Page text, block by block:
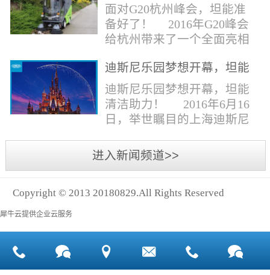
同。清洁公司花岗石晶面处
理技术方案有如下要点：
一、清洁设备、工具石材翻
新机、石材晶面处理机、吸
水吸尘器、吹风机、花岗
石...
所带来的影响。他们发现至
少有30个海滩存在塑料污染
的情况。 该组织发动当地
动中，希望以此提高公众对
理想中，大海...
面对G20杭州峰会，坦能准
备好了！ 2016年G20峰会
给杭州带来了一个全面亮相
球国际组织和世界人民检阅
的一次大考。多国元首齐聚
杭州，在欣赏美丽西湖景色
的同事，第一印象就是杭州
览城是本次峰会举办的核心
区域，主要囊括了奥体中
心、国际博览中心、超高层
双塔酒店和地铁上盖物业，
迪斯尼乐园梦想开幕，坦能
清洁助力！
迪斯尼乐园梦想开幕，坦能
清洁助力！ 2016年6月16
日，举世瞩目的上海迪斯尼
奇想花园、探险岛、宝藏
湾、明日世界和梦幻世界，
开神秘面纱。根据迪斯尼官
球接待人数最多的迪斯尼乐
园！ 位于浦东新区川...
进入新闻频道>>
Copyright © 2013 20180829.All Rights Reserved
犀牛云提供企业云服务